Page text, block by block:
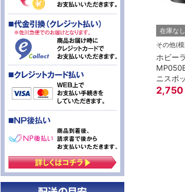
在庫なし
その他(
ホビー
ニスポ
ド5cm/
2,750